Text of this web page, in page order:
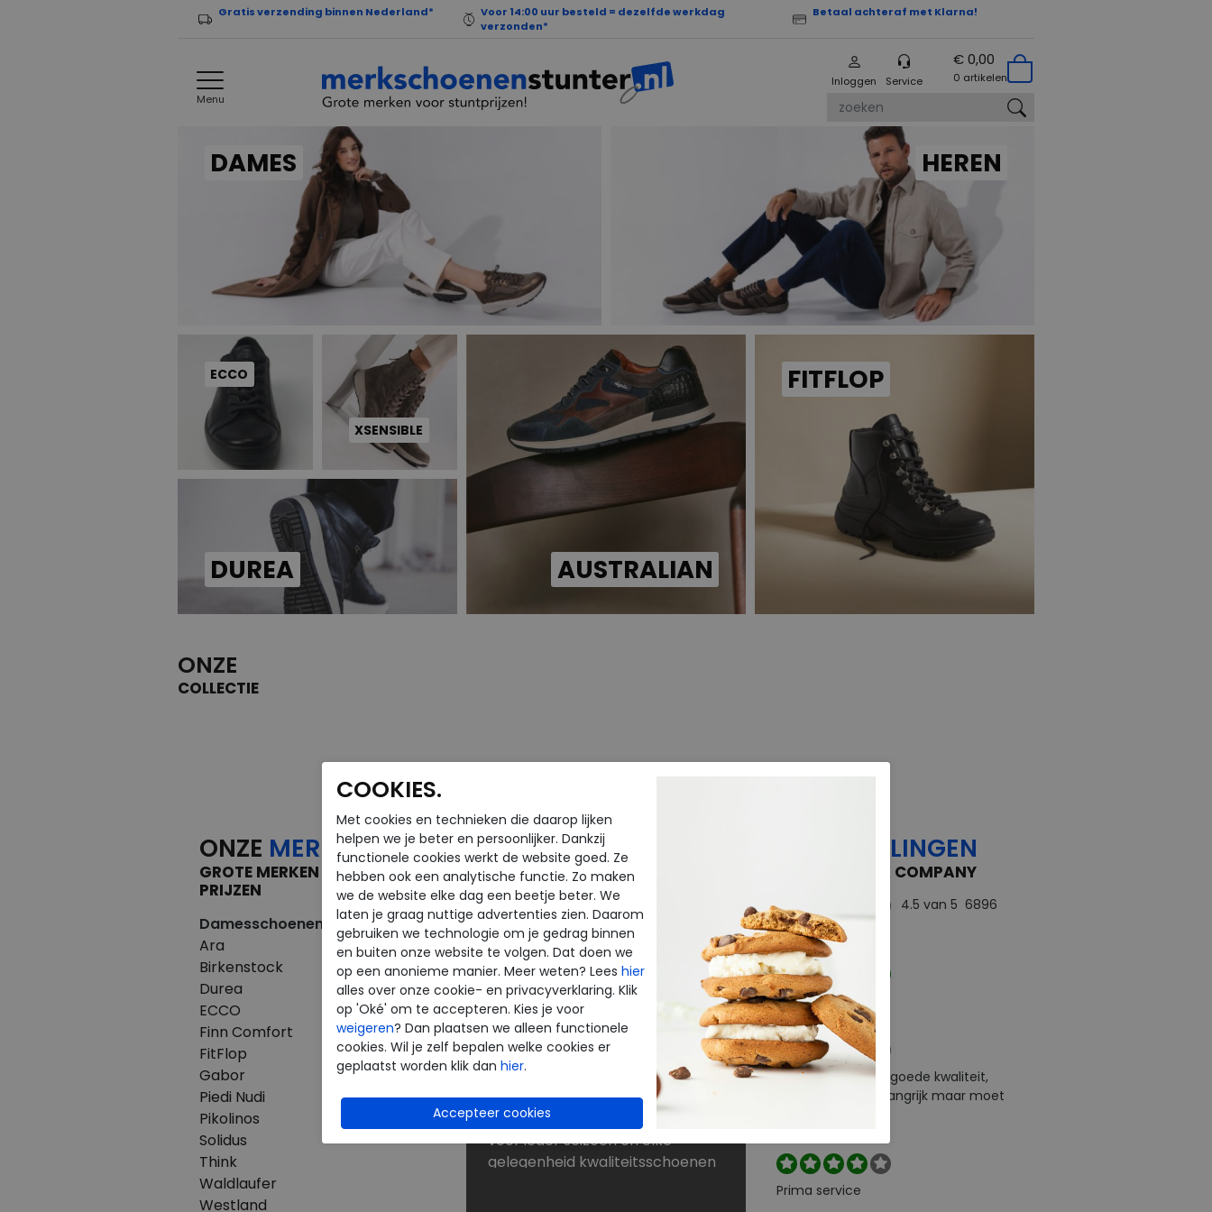
Gratis verzending binnen Nederland*
Voor 14:00 uur besteld = dezelfde werkdag
verzonden*
Betaal achteraf met Klarna!
Menu
Inloggen Service
€ 0,00
0 artikelen
DAMES HEREN
ECCO
XSENSIBLE
DUREA AUSTRALIAN
FITFLOP
ONZE
COLLECTIE
ONZE MERKEN
GROTE MERKEN VOOR KLEINE
PRIJZEN
Damesschoenen
Ara
Birkenstock
Durea
ECCO
Finn Comfort
FitFlop
Gabor
Piedi Nudi
Pikolinos
Solidus
Think
Waldlaufer
Westland
Herenschoenen
Australian
Birkenstock
Clarks
ECCO
Finn Comfort
Mephisto
Pikolinos
Westland
NU KORTINGEN TOT 60%
Dé schoenen outlet met grote
merken
Bij Merkschoenenstunter vindt u
outlet schoenen van de beste
merken. De new arrivals van uw
favoriete merk verrassen elke
keer weer. Op zoek naar
schoenen voor lange
strandwandelingen? Naar
laarzen voor de winter? Of kunt u
nog wel een paar slippers of
sandalen gebruiken? U shopt
voor ieder seizoen en elke
gelegenheid kwaliteitsschoenen
BEOORDELINGEN
THE FEEDBACK COMPANY
4.5 van 5 6896
beoordelingen
Perfect
Snelle levering en goede kwaliteit,
retourneren is belangrijk maar moet
Prima service
COOKIES.
Met cookies en technieken die daarop lijken
helpen we je beter en persoonlijker. Dankzij
functionele cookies werkt de website goed. Ze
hebben ook een analytische functie. Zo maken
we de website elke dag een beetje beter. We
laten je graag nuttige advertenties zien. Daarom
gebruiken we technologie om je gedrag binnen
en buiten onze website te volgen. Dat doen we
op een anonieme manier. Meer weten? Lees hier
alles over onze cookie- en privacyverklaring. Klik
op 'Oké' om te accepteren. Kies je voor
weigeren? Dan plaatsen we alleen functionele
cookies. Wil je zelf bepalen welke cookies er
geplaatst worden klik dan hier.